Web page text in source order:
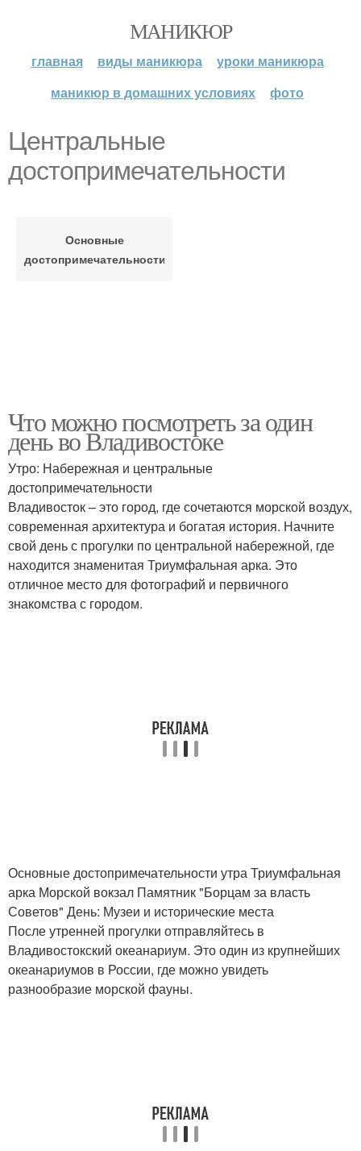
МАНИКЮР
главная виды маникюра
уроки маникюра
маникюр в домашних условиях
фото
Центральные
достопримечательности
Основные
достопримечательности
Что можно посмотреть за один
день во Владивостоке
Утро: Набережная и центральные
достопримечательности
Владивосток – это город, где сочетаются морской воздух,
современная архитектура и богатая история. Начните
свой день с прогулки по центральной набережной, где
находится знаменитая Триумфальная арка. Это
отличное место для фотографий и первичного
знакомства с городом.
Основные достопримечательности утра Триумфальная
арка Морской вокзал Памятник "Борцам за власть
Советов" День: Музеи и исторические места
После утренней прогулки отправляйтесь в
Владивостокский океанариум. Это один из крупнейших
океанариумов в России, где можно увидеть
разнообразие морской фауны.